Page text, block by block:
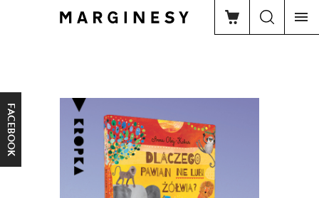
FACEBOOK